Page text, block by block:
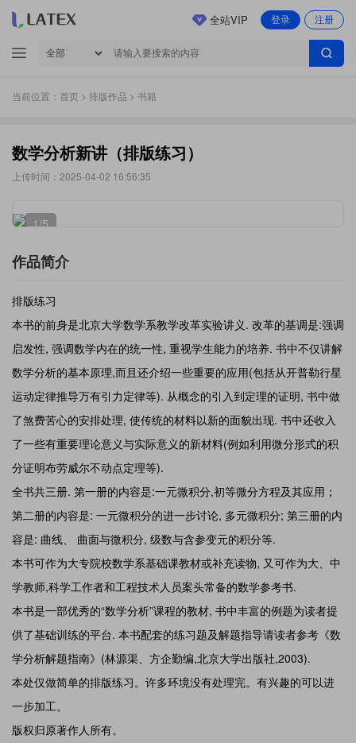
登录 注册
全站VIP
当前位置： 首页 > 排版作品 > 书籍
数学分析新讲（排版练习）
上传时间：2025-04-02 16:56:35
1/5
作品简介
排版练习
本书的前身是北京大学数学系教学改革实验讲义. 改革的基调是:强调
启发性, 强调数学内在的统一性, 重视学生能力的培养. 书中不仅讲解
数学分析的基本原理,而且还介绍一些重要的应用(包括从开普勒行星
运动定律推导万有引力定律等). 从概念的引入到定理的证明, 书中做
了煞费苦心的安排处理, 使传统的材料以新的面貌出现. 书中还收入
了一些有重要理论意义与实际意义的新材料(例如利用微分形式的积
分证明布劳威尔不动点定理等).
全书共三册. 第一册的内容是:一元微积分,初等微分方程及其应用；
第二册的内容是: 一元微积分的进一步讨论, 多元微积分; 第三册的内
容是: 曲线、 曲面与微积分, 级数与含参变元的积分等.
本书可作为大专院校数学系基础课教材或补充读物, 又可作为大、中
学教师,科学工作者和工程技术人员案头常备的数学参考书.
本书是一部优秀的“数学分析”课程的教材, 书中丰富的例题为读者提
供了基础训练的平台. 本书配套的练习题及解题指导请读者参考《数
学分析解题指南》(林源渠、方企勤编,北京大学出版社,2003).
本处仅做简单的排版练习。许多环境没有处理完。有兴趣的可以进
一步加工。
版权归原著作人所有。